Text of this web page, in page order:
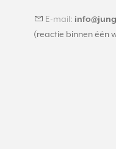
E-mail:
(reactie binnen één